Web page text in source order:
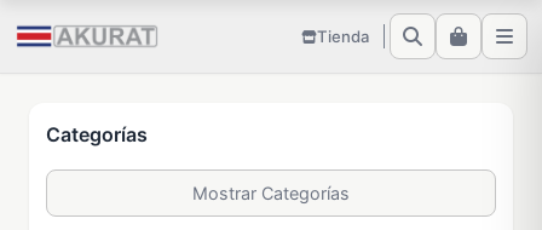
Tienda
Categorías
Mostrar Categorías